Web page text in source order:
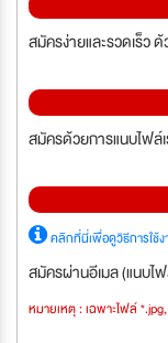
สมัครง่ายและรวดเร็ว
สมัครด้วยการแนบไฟล์
คลิกที่นี่เพื่อดูวิธีการใช้
สมัครผ่านอีเมล (แนบไ
หมายเหตุ : เฉพาะไฟล์